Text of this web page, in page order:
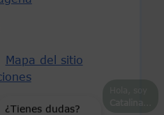
Mapa del sitio